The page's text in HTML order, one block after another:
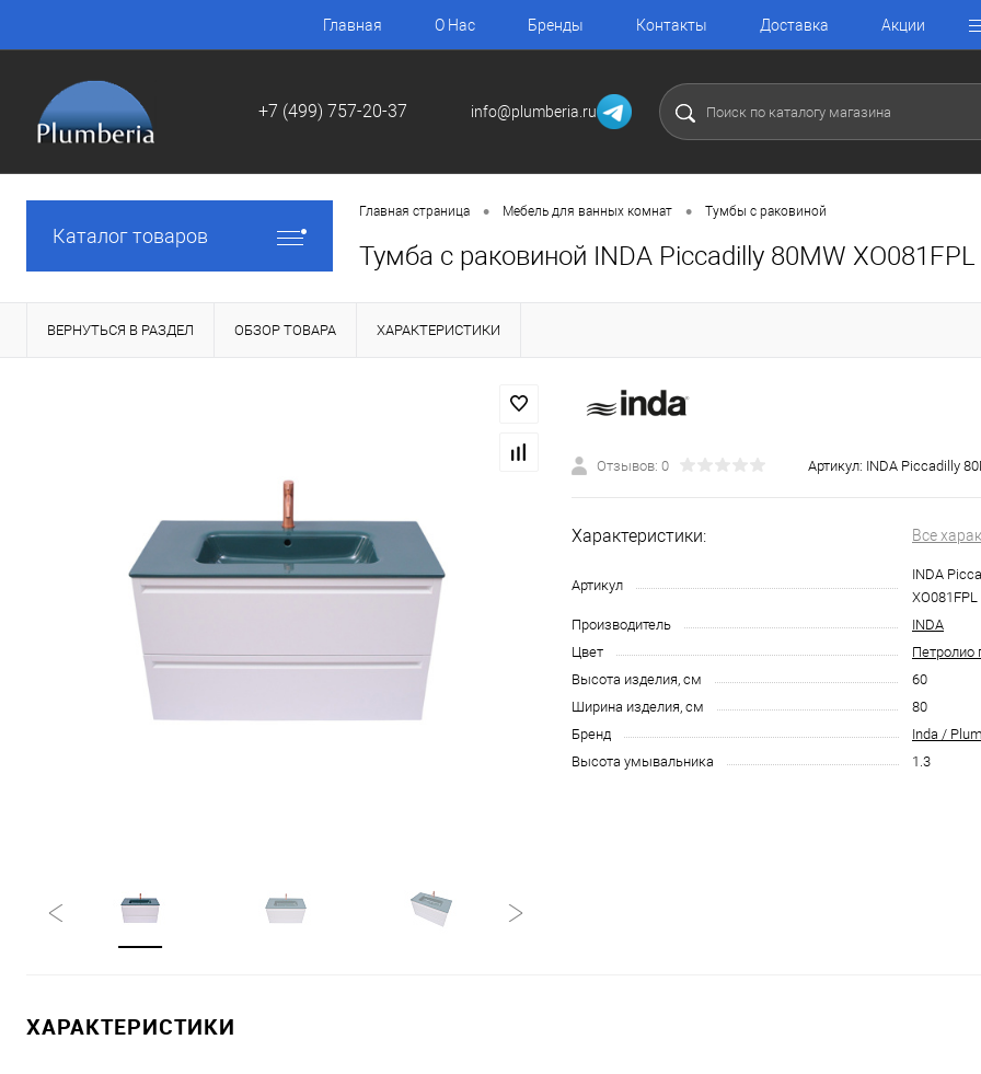
Главная О Нас Бренды Контакты Доставка Акции
+7 (499) 757-20-37 info@plumberia.ru
Каталог товаров
Главная страница • Мебель для ванных комнат • Тумбы с раковиной
Тумба с раковиной INDA Piccadilly 80MW XO081FPL
ВЕРНУТЬСЯ В РАЗДЕЛ ОБЗОР ТОВАРА ХАРАКТЕРИСТИКИ
Отзывов: 0 Артикул: INDA Piccadilly
Характеристики: Все
Артикул
INDA
XO081FPL
Производитель
INDA
Цвет
Петролио
Высота изделия, см
60
Ширина изделия, см
80
Бренд
Inda /
Высота умывальника
1.3
ХАРАКТЕРИСТИКИ